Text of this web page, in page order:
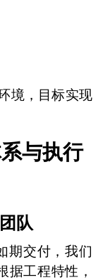
境，目标实现
与执行
队
期交付，我们
据工程特性，